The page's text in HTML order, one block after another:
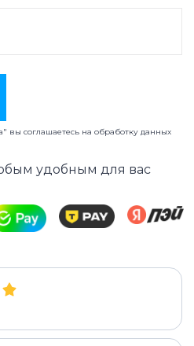
вы соглашаетесь на обработку данных
удобным для вас